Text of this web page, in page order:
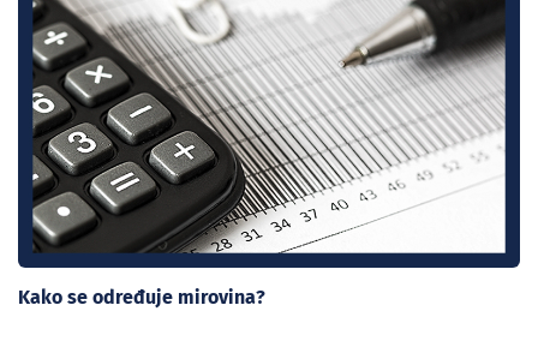
Kako se određuje mirovina?